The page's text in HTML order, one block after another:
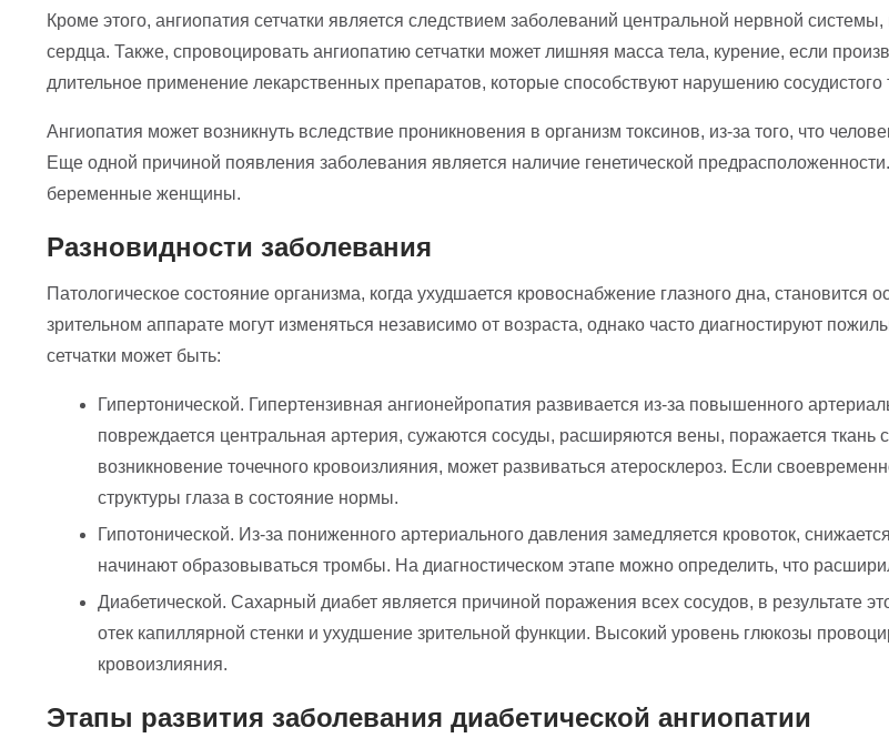
Кроме этого, ангиопатия сетчатки является следствием заболеваний центральной нервной
сердца. Также, спровоцировать ангиопатию сетчатки может лишняя масса тела, курение, если
длительное применение лекарственных препаратов, которые способствуют нарушению сосудистого
Ангиопатия может возникнуть вследствие проникновения в организм токсинов, из-за того, что
Еще одной причиной появления заболевания является наличие генетической
беременные женщины.
Разновидности заболевания
Патологическое состояние организма, когда ухудшается кровоснабжение глазного дна, становится
зрительном аппарате могут изменяться независимо от возраста, однако часто диагностируют
сетчатки может быть:
Гипертонической. Гипертензивная ангионейропатия развивается из-за повышенного
повреждается центральная артерия, сужаются сосуды, расширяются вены, поражается ткань
возникновение точечного кровоизлияния, может развиваться атеросклероз. Если
структуры глаза в состояние нормы.
Гипотонической. Из-за пониженного артериального давления замедляется кровоток,
начинают образовываться тромбы. На диагностическом этапе можно определить, что
Диабетической. Сахарный диабет является причиной поражения всех сосудов, в результате
отек капиллярной стенки и ухудшение зрительной функции. Высокий уровень глюкозы
кровоизлияния.
Этапы развития заболевания диабетической ангиопатии